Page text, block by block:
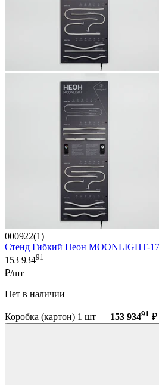
000922(1)
Стенд Гибкий Неон MOONLIGHT-
153 93491
₽/шт
Нет в наличии
Коробка (картон) 1 шт — 153 93491 ₽